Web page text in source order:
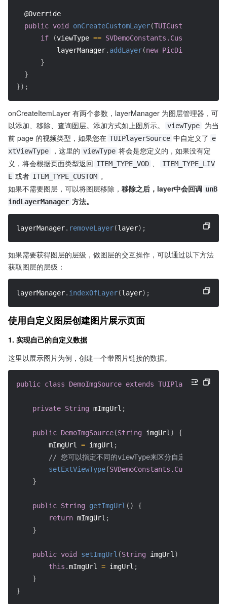
@Override
public void onCreateCustomLayer(
if
(viewType ==
          layerManager
. addLayer(new PicDisplayLayer
}
}
}) ;
onCreateItemLayer 有两个参数，layerManager 为图层管理器，可
以添加、移除、查询图层。添加方式如上图所示。
viewType
为当
前 page 的视频类型，如果您在 TUIPlayerSource 中自定义了 e
xtViewType
，这里的 viewType 将会是您定义的，如果没有定
义，将会根据页面类型返回 ITEM_TYPE_VOD
ITEM_TYPE_LIV
E 或者 ITEM_TYPE_CUSTOM 。
如果不需要图层，可以将图层移除， 移除之后，layer中会回调 unB
indLayerManager 方法。
layerManager. removeLayer(layer) ;
如果需要获得图层的层级，做图层的交互操作，可以通过以下方法
获取图层的层级：
layerManager. indexOfLayer(layer) ;
使用自定义图层创建图片展示页面
1. 实现自己的自定义数据
这里以展示图片为例，创建一个带图片链接的数据。
public class DemoImgSource extends TUIPlaySource
private String mImgUrl ;
public DemoImgSource(String imgUrl )
{
        mImgUrl
= imgUrl ;
// 您可以指定不同的viewType来区分自定义页面类型
setExtViewType(
}
public String getImgUrl ( )
{
return mImgUrl ;
}
public void setImgUrl (String imgUrl )
this .mImgUrl = imgUrl ;
}
}